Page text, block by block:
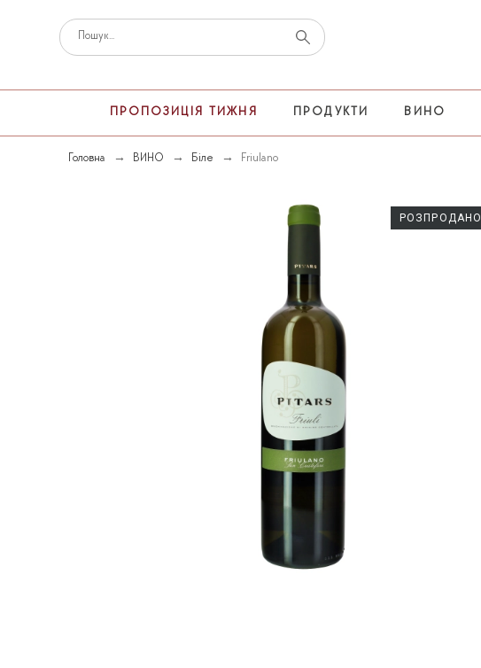
ПРОПОЗИЦІЯ ТИЖНЯ ПРОДУКТИ ВИНО
Головна ВИНО Біле Friulano
РОЗПРОДАНО